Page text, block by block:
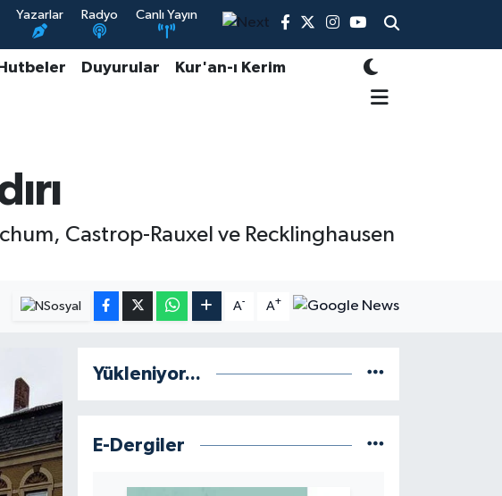
Yazarlar Radyo Canlı Yayın
Hutbeler Duyurular Kur'an-ı Kerim
Castrop-Rauxel ve Recklinghausen
A- A+
Yükleniyor...
E-Dergiler